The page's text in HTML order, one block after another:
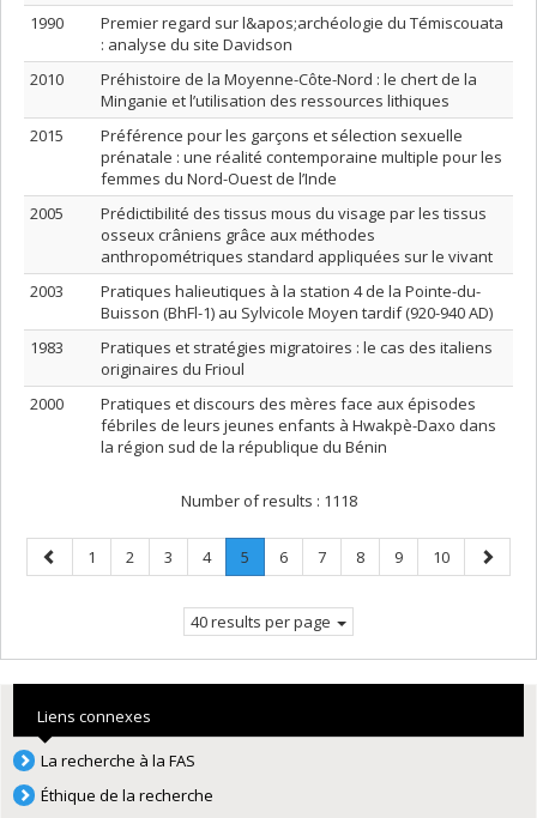
1990
Premier regard sur l&apos;archéologie du Témiscouata
: analyse du site Davidson
2010
Préhistoire de la Moyenne-Côte-Nord : le chert de la
Minganie et l’utilisation des ressources lithiques
2015
Préférence pour les garçons et sélection sexuelle
prénatale : une réalité contemporaine multiple pour les
femmes du Nord-Ouest de l’Inde
2005
Prédictibilité des tissus mous du visage par les tissus
osseux crâniens grâce aux méthodes
anthropométriques standard appliquées sur le vivant
2003
Pratiques halieutiques à la station 4 de la Pointe-du-
Buisson (BhFl-1) au Sylvicole Moyen tardif (920-940 AD)
1983
Pratiques et stratégies migratoires : le cas des italiens
originaires du Frioul
2000
Pratiques et discours des mères face aux épisodes
fébriles de leurs jeunes enfants à Hwakpè-Daxo dans
la région sud de la république du Bénin
Number of results : 1118
Previous
page
Page
1 Page
2 Page
3 Page
4 Page
5
Current
Page
6 Page
7 Page
8 Page
9 Page
10
Next
page
40 results per page
Liens connexes
La recherche à la FAS
Éthique de la recherche